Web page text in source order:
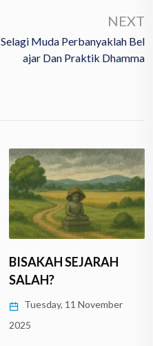
NEXT
Selagi Muda Perbanyaklah Bel
Ajar Dan Praktik Dhamma
BISAKAH SEJARAH
SALAH?
Tuesday, 11 November
2025